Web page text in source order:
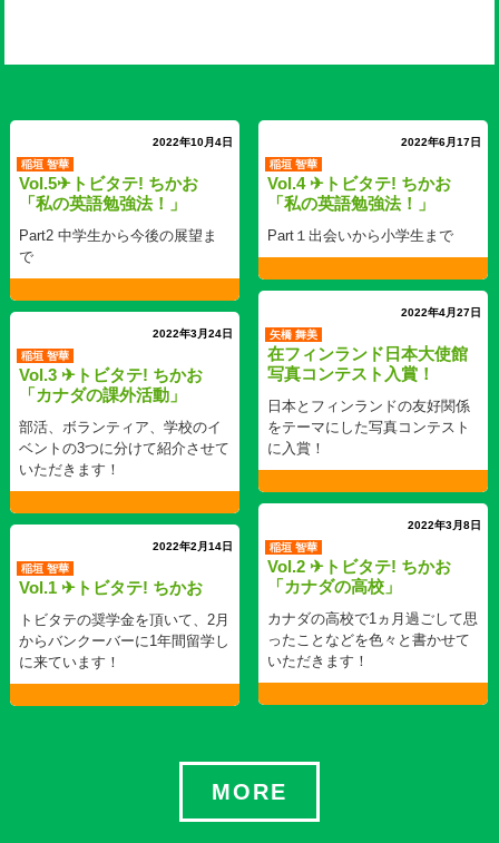
2022年10月4日
稲垣 智華
Vol.5✈トビタテ! ちかお
「私の英語勉強法！」
Part2 中学生から今後の展望ま
で
2022年6月17日
稲垣 智華
Vol.4 ✈トビタテ! ちかお
「私の英語勉強法！」
Part１出会いから小学生まで
2022年4月27日
矢橋 舞美
在フィンランド日本大使館
写真コンテスト入賞！
日本とフィンランドの友好関係
をテーマにした写真コンテスト
に入賞！
2022年3月24日
稲垣 智華
Vol.3 ✈トビタテ! ちかお
「カナダの課外活動」
部活、ボランティア、学校のイ
ベントの3つに分けて紹介させて
いただきます！
2022年3月8日
稲垣 智華
Vol.2 ✈トビタテ! ちかお
「カナダの高校」
カナダの高校で1ヵ月過ごして思
ったことなどを色々と書かせて
いただきます！
2022年2月14日
稲垣 智華
Vol.1 ✈トビタテ! ちかお
トビタテの奨学金を頂いて、2月
からバンクーバーに1年間留学し
に来ています！
MORE